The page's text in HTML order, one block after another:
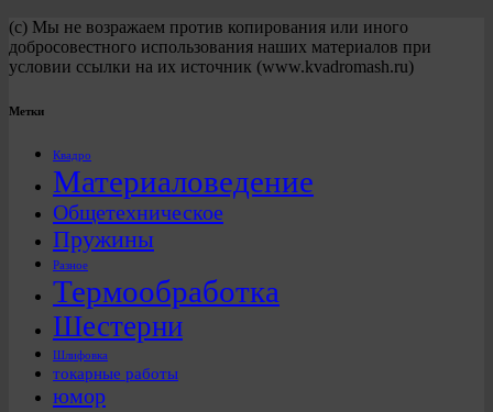
(с) Мы не возражаем против копирования или иного
добросовестного использования наших материалов при
условии ссылки на их источник (www.kvadromash.ru)
Метки
Квадро
Материаловедение
Общетехническое
Пружины
Разное
Термообработка
Шестерни
Шлифовка
токарные работы
юмор